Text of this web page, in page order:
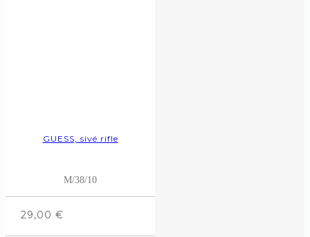
GUESS, sivé rifle
M/38/10
29,00 €